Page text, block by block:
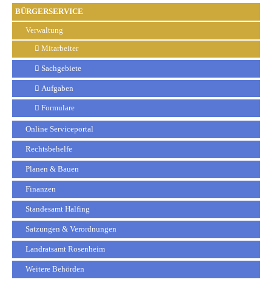
BÜRGERSERVICE
Verwaltung
Mitarbeiter
Sachgebiete
Aufgaben
Formulare
Online Serviceportal
Rechtsbehelfe
Planen & Bauen
Finanzen
Standesamt Halfing
Satzungen & Verordnungen
Landratsamt Rosenheim
Weitere Behörden